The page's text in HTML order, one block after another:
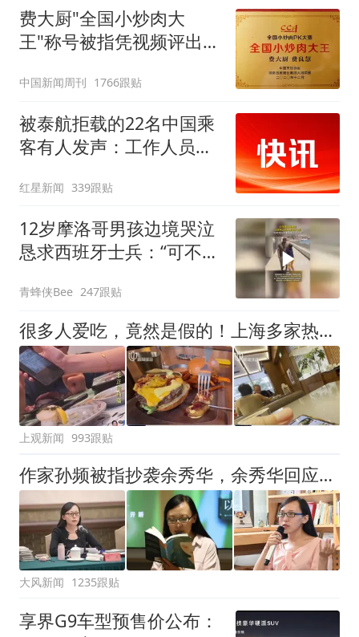
费大厨"全国小炒肉大
王"称号被指凭视频评出
中国新闻周刊 1766跟贴
被泰航拒载的22名中国乘
客有人发声：工作人员承
买机票回国
红星新闻 339跟贴
12岁摩洛哥男孩边境哭泣
恳求西班牙士兵：“可不可
青蜂侠Bee 247跟贴
很多人爱吃，竟然是假的！上海多家热门餐饮店被曝光，网友热议
上观新闻 993跟贴
作家孙频被指抄袭余秀华，余秀华回应：看到了，给老子等着
大风新闻 1235跟贴
享界G9车型预售价公布：